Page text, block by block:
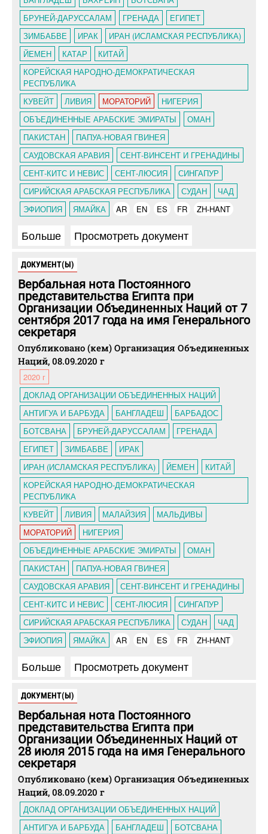
БРУНЕЙ-ДАРУССАЛАМ
ГРЕНАДА
ЕГИПЕТ
ЗИМБАБВЕ
ИРАК
ИРАН (ИСЛАМСКАЯ РЕСПУБЛИКА)
ЙЕМЕН
КАТАР
КИТАЙ
КОРЕЙСКАЯ НАРОДНО-ДЕМОКРАТИЧЕСКАЯ
РЕСПУБЛИКА
КУВЕЙТ
ЛИВИЯ МОРАТОРИЙ
НИГЕРИЯ
ОБЪЕДИНЕННЫЕ АРАБСКИЕ ЭМИРАТЫ
ОМАН
ПАКИСТАН
ПАПУА-НОВАЯ ГВИНЕЯ
САУДОВСКАЯ АРАВИЯ
СЕНТ-ВИНСЕНТ И ГРЕНАДИНЫ
СЕНТ-КИТС И НЕВИС
СЕНТ-ЛЮСИЯ
СИНГАПУР
СИРИЙСКАЯ АРАБСКАЯ РЕСПУБЛИКА
СУДАН
ЧАД
ЭФИОПИЯ
ЯМАЙКА AR EN ES FR ZH-HANT
Больше Просмотреть документ
ДОКУМЕНТ(Ы)
Вербальная нота Постоянного
представительства Египта при
Организации Объединенных Наций от 7
сентября 2017 года на имя Генерального
секретаря
Опубликовано (кем) Организация Объединенных
Наций, 08.09.2020 г
2020 г
ДОКЛАД ОРГАНИЗАЦИИ ОБЪЕДИНЕННЫХ НАЦИЙ
АНТИГУА И БАРБУДА
БАНГЛАДЕШ
БАРБАДОС
БОТСВАНА
БРУНЕЙ-ДАРУССАЛАМ
ГРЕНАДА
ЕГИПЕТ
ЗИМБАБВЕ
ИРАК
ИРАН (ИСЛАМСКАЯ РЕСПУБЛИКА)
ЙЕМЕН
КИТАЙ
КОРЕЙСКАЯ НАРОДНО-ДЕМОКРАТИЧЕСКАЯ
РЕСПУБЛИКА
КУВЕЙТ
ЛИВИЯ МАЛАЙЗИЯ
МАЛЬДИВЫ
МОРАТОРИЙ
НИГЕРИЯ
ОБЪЕДИНЕННЫЕ АРАБСКИЕ ЭМИРАТЫ
ОМАН
ПАКИСТАН
ПАПУА-НОВАЯ ГВИНЕЯ
САУДОВСКАЯ АРАВИЯ
СЕНТ-ВИНСЕНТ И ГРЕНАДИНЫ
СЕНТ-КИТС И НЕВИС
СЕНТ-ЛЮСИЯ
СИНГАПУР
СИРИЙСКАЯ АРАБСКАЯ РЕСПУБЛИКА
СУДАН
ЧАД
ЭФИОПИЯ
ЯМАЙКА AR EN ES FR ZH-HANT
Больше Просмотреть документ
ДОКУМЕНТ(Ы)
Вербальная нота Постоянного
представительства Египта при
Организации Объединенных Наций от
28 июля 2015 года на имя Генерального
секретаря
Опубликовано (кем) Организация Объединенных
Наций, 08.09.2020 г
ДОКЛАД ОРГАНИЗАЦИИ ОБЪЕДИНЕННЫХ НАЦИЙ
АНТИГУА И БАРБУДА
БАНГЛАДЕШ
БОТСВАНА